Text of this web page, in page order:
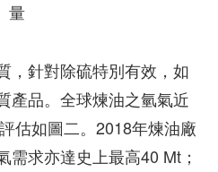
量
，針對除硫特別有效，如
產品。全球煉油之氫氣近
估如圖二。2018年煉油廠
需求亦達史上最高40 Mt；